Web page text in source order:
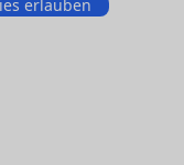
erlauben